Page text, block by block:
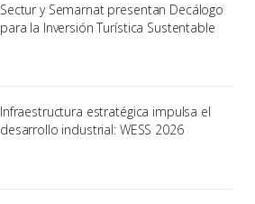
Sectur y Semarnat presentan Decálogo
para la Inversión Turística Sustentable
Infraestructura estratégica impulsa el
desarrollo industrial: WESS 2026